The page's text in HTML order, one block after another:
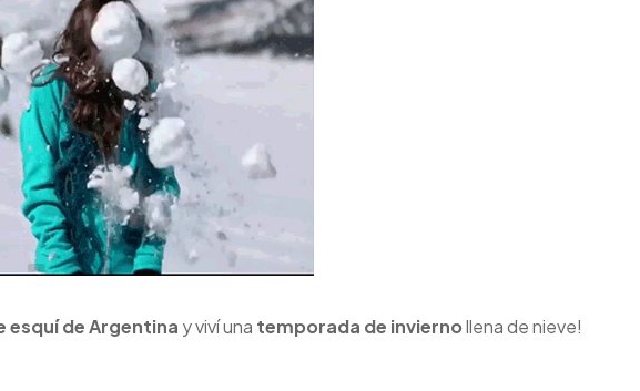
esquí de Argentina y viví una temporada de inviernollena de nieve!